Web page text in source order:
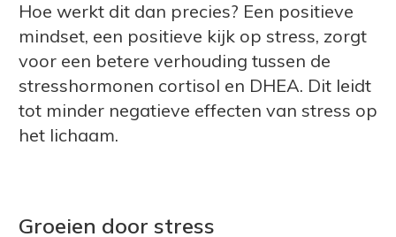
Hoe werkt dit dan precies? Een positieve
mindset, een positieve kijk op stress, zorgt
voor een betere verhouding tussen de
stresshormonen cortisol en DHEA. Dit leidt
tot minder negatieve effecten van stress op
het lichaam.
Groeien door stress